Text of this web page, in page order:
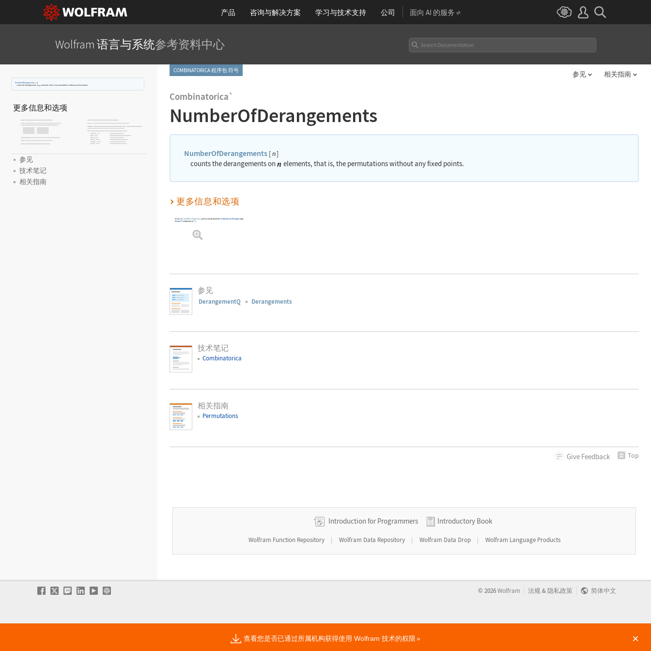
产品 咨询与解决方案 学习与技术支持 公司 面向 AI 的服务
Wolfram 语言与系统参考资料中心
NumberOfDerangements [ n]
counts the derangements on
elements, that is, the permutations without any fixed points.
更多信息和选项
参见
技术笔记
相关指南
COMBINATORICA 程序包 符号 参见 相关指南
Combinatorica`
NumberOfDerangements
NumberOfDerangements [ n]
counts the derangements on
elements, that is, the permutations without any fixed points.
更多信息和选项
To useNumberOfDerangements, you first need to load theCombinatorica Package using
Needs "Combinatorica`" .
参见
DerangementQ Derangements
技术笔记
Combinatorica
相关指南
Permutations
Give Feedback Top
Introduction for Programmers Introductory Book
Wolfram Function Repository | Wolfram Data Repository | Wolfram Data Drop | Wolfram Language Products
© 2026Wolfram 法规&隐私政策 简体中文
查看您是否已通过所属机构获得使用 Wolfram 技术的权限 ×